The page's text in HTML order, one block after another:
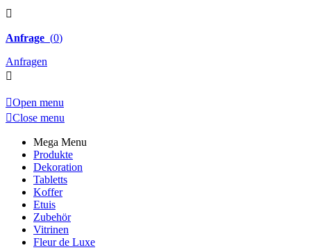

Anfrage (0)
Anfragen

Open menu
Close menu
Mega Menu
Produkte
Dekoration
Tabletts
Koffer
Etuis
Zubehör
Vitrinen
Fleur de Luxe